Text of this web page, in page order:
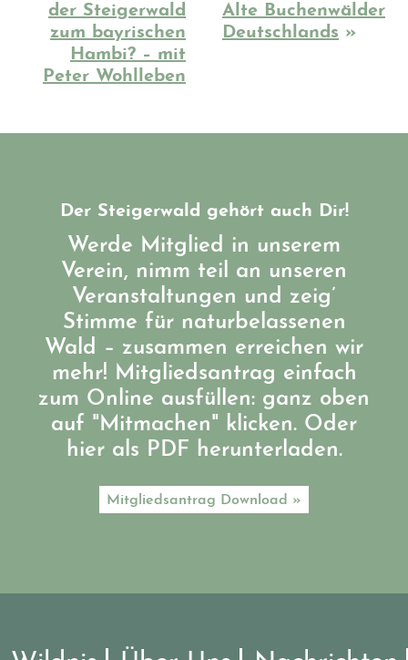
der Steigerwald
zum bayrischen
Hambi? – mit
Peter Wohlleben
Alte Buchenwälder
Deutschlands »
Der Steigerwald gehört auch Dir!
Werde Mitglied in unserem
Verein, nimm teil an unseren
Veranstaltungen und zeig’
Stimme für naturbelassenen
Wald – zusammen erreichen wir
mehr! Mitgliedsantrag einfach
zum Online ausfüllen: ganz oben
auf "Mitmachen" klicken. Oder
hier als PDF herunterladen.
Mitgliedsantrag Download »